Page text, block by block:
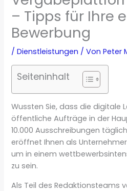
– Tipps für Ihre
Bewerbung
/Dienstleistungen / VonPeter
Seiteninhalt
Wussten Sie, dass die digitale
öffentliche Aufträge in der
10.000 Ausschreibungen
eröffnet Ihnen als
um in einem
zu sein.
Als Teil des Redaktionsteams